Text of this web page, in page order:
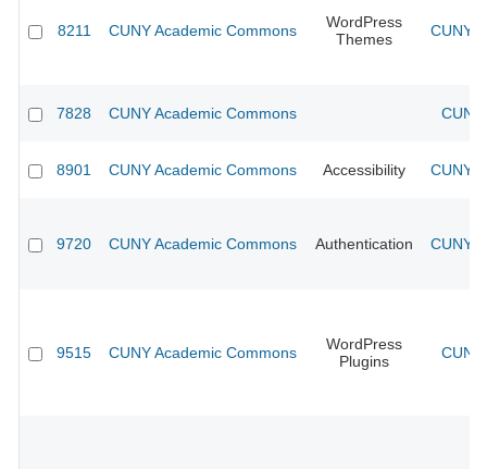
8211 CUNY Academic Commons
WordPress
Themes
CUNY
7828 CUNY Academic Commons
8901 CUNY Academic Commons Accessibility CUNY
9720 CUNY Academic Commons Authentication CUNY
9515 CUNY Academic Commons
WordPress
Plugins